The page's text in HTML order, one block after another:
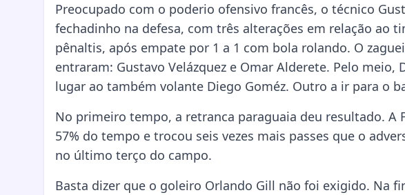
Preocupado com o poderio ofensivo francês, o técnico
fechadinho na defesa, com três alterações em relação ao
pênaltis, após empate por 1 a 1 com bola rolando. O
entraram: Gustavo Velázquez e Omar Alderete. Pelo meio,
lugar ao também volante Diego Goméz. Outro a ir para o
No primeiro tempo, a retranca paraguaia deu resultado. A
57% do tempo e trocou seis vezes mais passes que o
no último terço do campo.
Basta dizer que o goleiro Orlando Gill não foi exigido. Na